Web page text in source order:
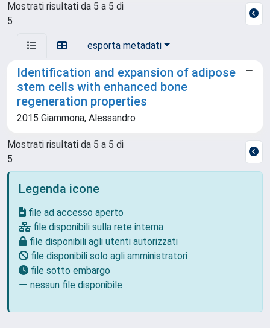
Mostrati risultati da 5 a 5 di
5
esporta metadati
Identification and expansion of adipose
stem cells with enhanced bone
regeneration properties
2015 Giammona, Alessandro
Mostrati risultati da 5 a 5 di
5
Legenda icone
file ad accesso aperto
file disponibili sulla rete interna
file disponibili agli utenti autorizzati
file disponibili solo agli amministratori
file sotto embargo
nessun file disponibile